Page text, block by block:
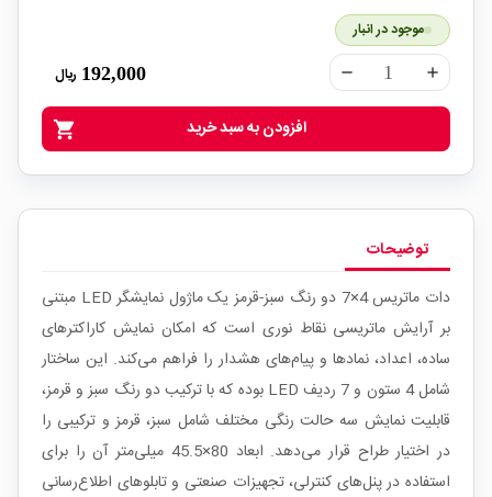
موجود در انبار
remove add
192,000 ریال
shopping_cart افزودن به سبد خرید
توضیحات
دات ماتریس 4×7 دو رنگ سبز-قرمز یک ماژول نمایشگر LED مبتنی
بر آرایش ماتریسی نقاط نوری است که امکان نمایش کاراکترهای
ساده، اعداد، نمادها و پیام‌های هشدار را فراهم می‌کند. این ساختار
شامل 4 ستون و 7 ردیف LED بوده که با ترکیب دو رنگ سبز و قرمز،
قابلیت نمایش سه حالت رنگی مختلف شامل سبز، قرمز و ترکیبی را
در اختیار طراح قرار می‌دهد. ابعاد 80×45.5 میلی‌متر آن را برای
استفاده در پنل‌های کنترلی، تجهیزات صنعتی و تابلوهای اطلاع‌رسانی